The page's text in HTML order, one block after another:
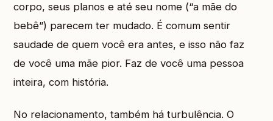
corpo, seus planos e até seu nome (“a mãe do
bebê”) parecem ter mudado. É comum sentir
saudade de quem você era antes, e isso não faz
de você uma mãe pior. Faz de você uma pessoa
inteira, com história.
No relacionamento, também há turbulência. O